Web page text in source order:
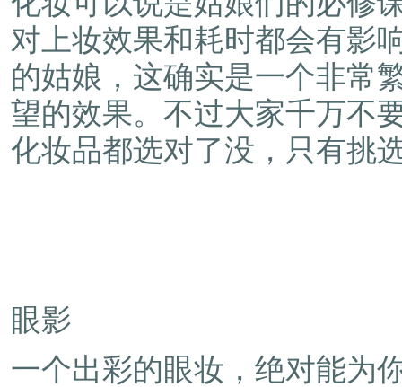
对上妆效果和耗时都会有影
的姑娘，这确实是一个非常
望的效果。不过大家千万不
化妆品都选对了没，只有挑
眼影
一个出彩的眼妆，绝对能为